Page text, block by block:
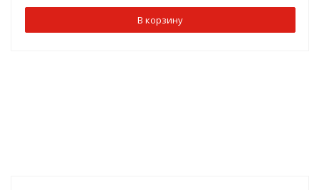
В корзину